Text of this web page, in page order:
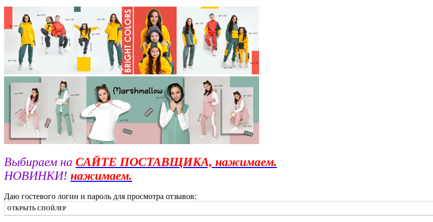
Выбираем на САЙТЕ ПОСТАВЩИКА, нажимаем.
НОВИНКИ! нажимаем.
Даю гостевого логин и пароль для просмотра отзывов:
ОТКРЫТЬ СПОЙЛЕР